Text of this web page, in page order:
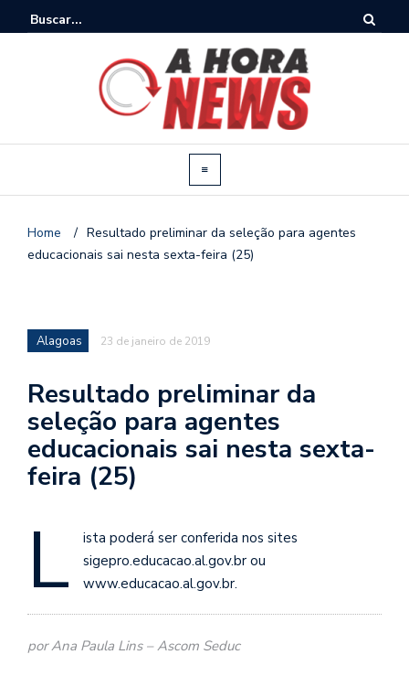
Home / Resultado preliminar da seleção para agentes
educacionais sai nesta sexta-feira (25)
Alagoas 23 de janeiro de 2019
Resultado preliminar da
seleção para agentes
educacionais sai nesta sexta-
feira (25)
L
ista poderá ser conferida nos sites
sigepro.educacao.al.gov.br ou
www.educacao.al.gov.br.
por Ana Paula Lins – Ascom Seduc